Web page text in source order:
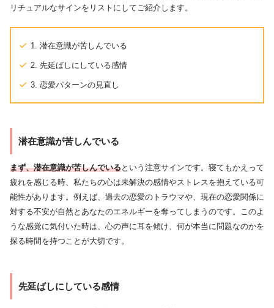
リチュアルなサインをリストにしてご紹介します。
1. 潜在意識が苦しんでいる
2. 先延ばしにしている感情
3. 恋愛パターンの見直し
潜在意識が苦しんでいる
まず、潜在意識が苦しんでいるという注意サインです。寝てもかえって
疲れを感じる時、私たちの心は未解決の感情やストレスを抱えている可
能性があります。例えば、過去の恋愛のトラウマや、現在の恋愛関係に
対する不安が自然とあなたのエネルギーを奪ってしまうのです。このよ
うな感覚に気付いた時は、心の声に耳を傾け、何が本当に問題なのかを
探る時間を持つことが大切です。
先延ばしにしている感情